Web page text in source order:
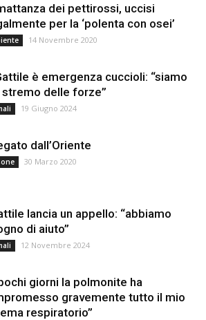
dei pettirossi, uccisi
per la ‘polenta con osei’
14 Novembre 2020
è emergenza cuccioli: “siamo
stremo delle forze”
19 Giugno 2024
dall’Oriente
30 Marzo 2020
lancia un appello: “abbiamo
di aiuto”
12 Novembre 2024
giorni la polmonite ha
gravemente tutto il mio
respiratorio”